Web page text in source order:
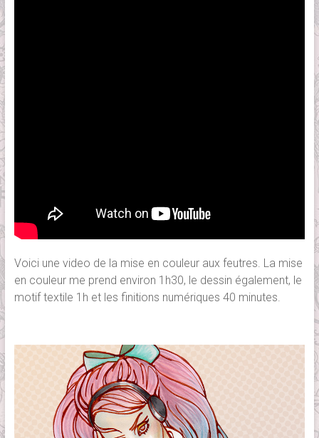
Voici une video de la mise en couleur aux feutres. La mise
en couleur me prend environ 1h30, le dessin également, le
motif textile 1h et les finitions numériques 40 minutes.